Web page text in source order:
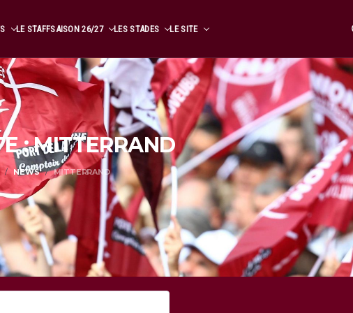
LE STAFFSAISON 26/27 LES STADES LE SITE
: MITTERRAND
NEWS MITTERRAND